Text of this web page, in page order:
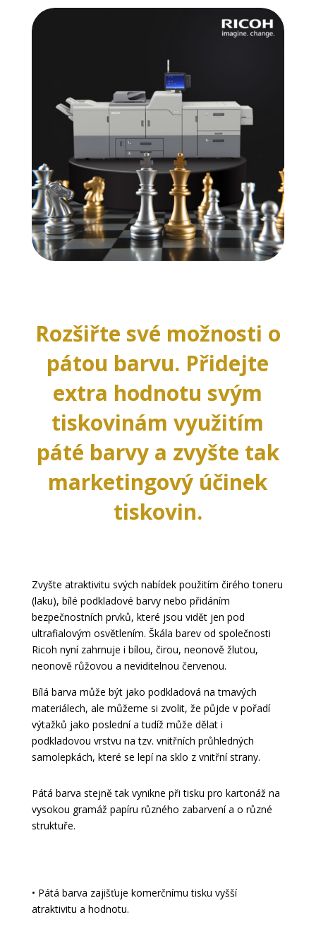
Rozšiřte své možnosti o
pátou barvu. Přidejte
extra hodnotu svým
tiskovinám využitím
páté barvy a zvyšte tak
marketingový účinek
tiskovin.
Zvyšte atraktivitu svých nabídek použitím čirého toneru
(laku), bílé podkladové barvy nebo přidáním
bezpečnostních prvků, které jsou vidět jen pod
ultrafialovým osvětlením. Škála barev od společnosti
Ricoh nyní zahrnuje i bílou, čirou, neonově žlutou,
neonově růžovou a neviditelnou červenou.
Bílá barva může být jako podkladová na tmavých
materiálech, ale můžeme si zvolit, že půjde v pořadí
výtažků jako poslední a tudíž může dělat i
podkladovou vrstvu na tzv. vnitřních průhledných
samolepkách, které se lepí na sklo z vnitřní strany.
Pátá barva stejně tak vynikne při tisku pro kartonáž na
vysokou gramáž papíru různého zabarvení a o různé
struktuře.
• Pátá barva zajišťuje komerčnímu tisku vyšší
atraktivitu a hodnotu.